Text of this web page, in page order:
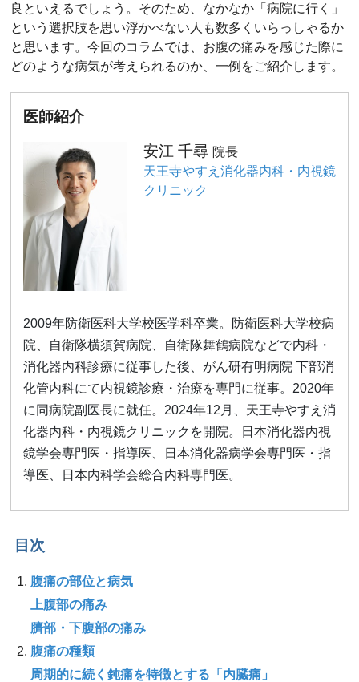
良といえるでしょう。そのため、なかなか「病院に行く」
という選択肢を思い浮かべない人も数多くいらっしゃるか
と思います。今回のコラムでは、お腹の痛みを感じた際に
どのような病気が考えられるのか、一例をご紹介します。
医師紹介
安江 千尋 院長
天王寺やすえ消化器内科・内視鏡
クリニック
2009年防衛医科大学校医学科卒業。防衛医科大学校病
院、自衛隊横須賀病院、自衛隊舞鶴病院などで内科・
消化器内科診療に従事した後、がん研有明病院 下部消
化管内科にて内視鏡診療・治療を専門に従事。2020年
に同病院副医長に就任。2024年12月、天王寺やすえ消
化器内科・内視鏡クリニックを開院。日本消化器内視
鏡学会専門医・指導医、日本消化器病学会専門医・指
導医、日本内科学会総合内科専門医。
目次
腹痛の部位と病気
上腹部の痛み
臍部・下腹部の痛み
腹痛の種類
周期的に続く鈍痛を特徴とする「内臓痛」